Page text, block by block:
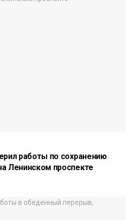
работы по сохранению
Ленинском проспекте